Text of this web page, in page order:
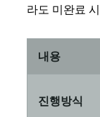
라도 미완료
내용
진행방식